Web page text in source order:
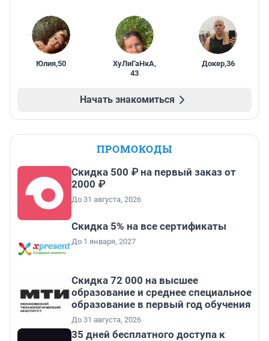
Юлия,50 ХуЛиГаНкА,
43
Докер,36
Начать знакомиться
ПРОМОКОДЫ
Скидка 500 ₽ на первый заказ от
2000 ₽
До 31 августа, 2026
Скидка 5% на все сертификаты
До 1 января, 2027
Скидка 72 000 на высшее
образование и среднее специальное
образование в первый год обучения
До 31 августа, 2026
35 дней бесплатного доступа к